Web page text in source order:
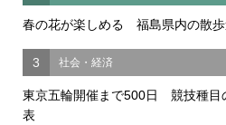
春の花が楽しめる 福島県内の散
3 社会・経済
東京五輪開催まで500日 競技種目
表